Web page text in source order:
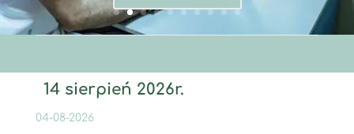
14 sierpień 2026r.
04-08-2026